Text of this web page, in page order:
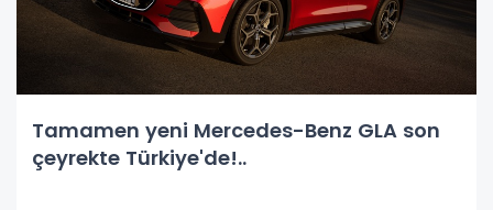
Tamamen yeni Mercedes-Benz GLA son
çeyrekte Türkiye'de!..